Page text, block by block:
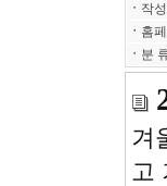
ㆍ 작
ㆍ 홈
ㆍ 분
겨
고